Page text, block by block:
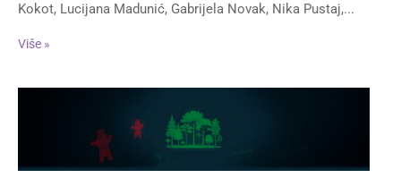
Kokot, Lucijana Madunić, Gabrijela Novak, Nika Pustaj,...
Više »